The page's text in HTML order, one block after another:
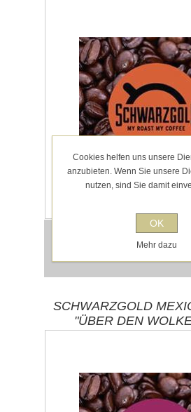
10,50 € inkl. MwSt.
für 250g entspricht 42,00 € pro 1 kg
SCHWARZGOLD
"ÜBER DEN
Cookies helfen uns unsere
anzubieten. Wenn Sie unsere
nutzen, sind Sie damit
OK
Mehr dazu